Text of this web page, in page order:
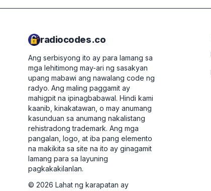
radiocodes.co
Ang serbisyong ito ay para lamang sa
mga lehitimong may-ari ng sasakyan
upang mabawi ang nawalang code ng
radyo. Ang maling paggamit ay
mahigpit na ipinagbabawal. Hindi kami
kaanib, kinakatawan, o may anumang
kasunduan sa anumang nakalistang
rehistradong trademark. Ang mga
pangalan, logo, at iba pang elemento
na makikita sa site na ito ay ginagamit
lamang para sa layuning
pagkakakilanlan.
© 2026 Lahat ng karapatan ay